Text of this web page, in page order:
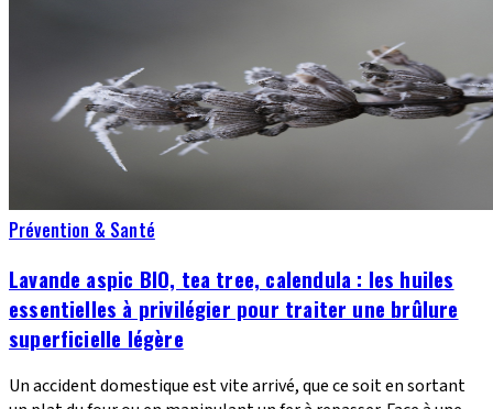
Prévention & Santé
Lavande aspic BIO, tea tree, calendula : les huiles
essentielles à privilégier pour traiter une brûlure
superficielle légère
Un accident domestique est vite arrivé, que ce soit en sortant